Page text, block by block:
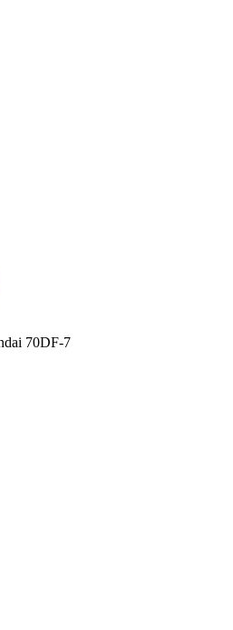
70DF-7